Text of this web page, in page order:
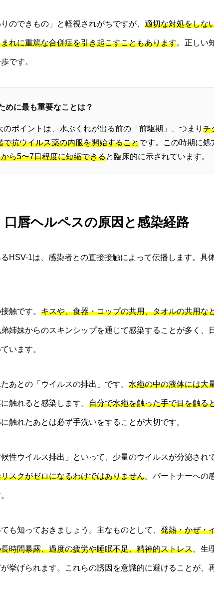
のできもの」と軽視されがちですが、 適切な対処をしな
れに重篤な合併症を引き起こすこともあります。正しい
です。
めに最も重要なことは？
ポイントは、水ぶくれが出る前の「前駆期」、つまり チ
抗ウイルス薬の内服を開始することです。この時期に処
ら5〜7日程度に短縮できると臨床的に示されています。
口唇ヘルペスの原因と感染経路
HSV-1は、感染者との直接接触によって伝播します。具
触です。 キスや、食器・コップの共用、タオルの共用な
姉妹からのスキンシップを通じて感染することが多く、
います。
あとの「ウイルスの排出」です。 水疱の中の液体には大
触れると感染します。 自分で水疱を触った手で目を触る
触れたあとは必ず手洗いをすることが大切です。
性ウイルス排出」といって、少量のウイルスが分泌され
スクがゼロになるわけではありません。パートナーへの
も知っておきましょう。主なものとして、 発熱・かぜ・
時間暴露、過度の疲労や睡眠不足、精神的ストレス 、生
挙げられます。これらの誘因を意識的に避けることが、